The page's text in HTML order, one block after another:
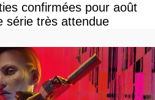
confirmées pour août
série très attendue